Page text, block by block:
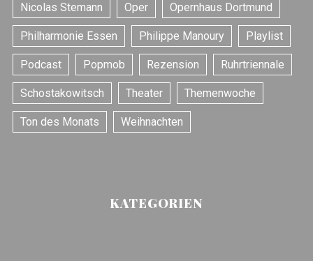
Nicolas Stemann Oper Opernhaus Dortmund
Philharmonie Essen Philippe Manoury Playlist
Podcast Popmob Rezension Ruhrtriennale
Schostakowitsch Theater Themenwoche
Ton des Monats Weihnachten
KATEGORIEN